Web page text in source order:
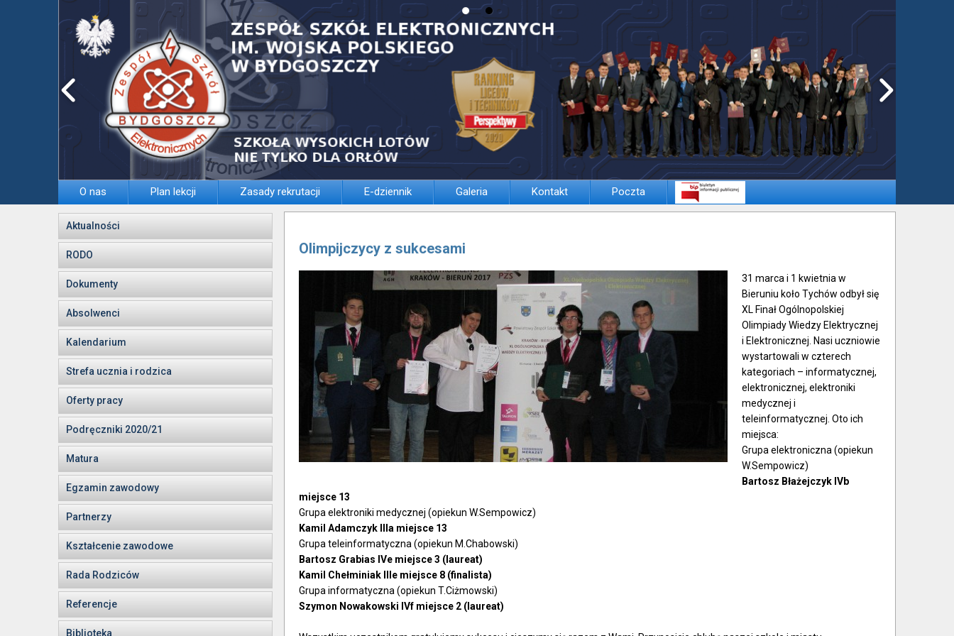
O nas Plan lekcji Zasady rekrutacji E-dziennik Galeria Kontakt Poczta
Aktualności
RODO
Dokumenty
Absolwenci
Kalendarium
Strefa ucznia i rodzica
Oferty pracy
Podręczniki 2020/21
Matura
Egzamin zawodowy
Partnerzy
Kształcenie zawodowe
Rada Rodziców
Referencje
Biblioteka
Olimpijczycy z sukcesami
31 marca i 1 kwietnia w
Bieruniu koło Tychów odbył się
XL Finał Ogólnopolskiej
Olimpiady Wiedzy Elektrycznej
i Elektronicznej. Nasi uczniowie
wystartowali w czterech
kategoriach – informatycznej,
elektronicznej, elektroniki
medycznej i
teleinformatycznej. Oto ich
miejsca:
Grupa elektroniczna (opiekun
W.Sempowicz)
Bartosz Błażejczyk IVb
miejsce 13
Grupa elektroniki medycznej (opiekun W.Sempowicz)
Kamil Adamczyk IIIa miejsce 13
Grupa teleinformatyczna (opiekun M.Chabowski)
Bartosz Grabias IVe miejsce 3 (laureat)
Kamil Chełminiak IIIe miejsce 8 (finalista)
Grupa informatyczna (opiekun T.Ciżmowski)
Szymon Nowakowski IVf miejsce 2 (laureat)